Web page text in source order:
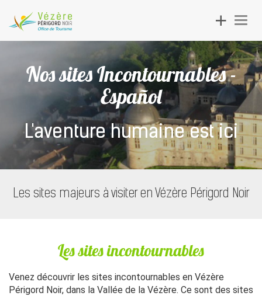
Toggle
navigation
Nos sites Incontournables -
Español
L'aventure humaine est ici
Les sites majeurs à visiter en Vézère Périgord Noir
Les sites incontournables
Venez découvrir les sites incontournables en Vézère
Périgord Noir, dans la Vallée de la Vézère. Ce sont des sites